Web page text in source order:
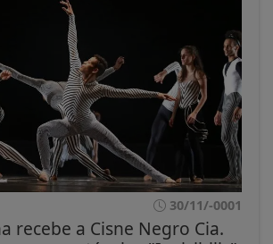
30/11/-0001
recebe a Cisne Negro Cia.